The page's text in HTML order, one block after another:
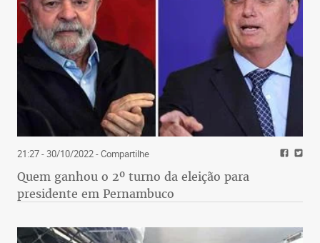
21:27 - 30/10/2022- Compartilhe
Quem ganhou o 2º turno da eleição para
presidente em Pernambuco